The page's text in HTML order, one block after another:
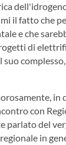
il fatto che
e che
di
in
con
parlato del
in